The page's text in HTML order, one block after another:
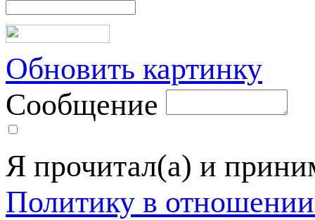
Обновить картинку
Сообщение
Я прочитал(а) и
Политику в